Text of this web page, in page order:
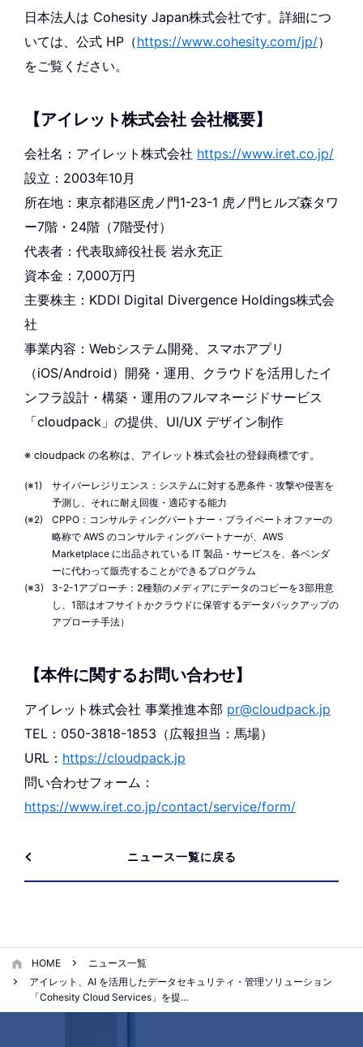
日本法人は Cohesity Japan株式会社です。詳細につ
いては、公式 HP（https://www.cohesity.com/jp/）
をご覧ください。
【アイレット株式会社 会社概要】
会社名：アイレット株式会社 https://www.iret.co.jp/
設立：2003年10月
所在地：東京都港区虎ノ門1-23-1 虎ノ門ヒルズ森タワ
ー7階・24階（7階受付）
代表者：代表取締役社長 岩永充正
資本金：7,000万円
主要株主：KDDI Digital Divergence Holdings株式会
社
事業内容：Webシステム開発、スマホアプリ
（iOS/Android）開発・運用、クラウドを活用したイ
ンフラ設計・構築・運用のフルマネージドサービス
「cloudpack」の提供、UI/UX デザイン制作
※ cloudpack の名称は、アイレット株式会社の登録商標です。
サイバーレジリエンス：システムに対する悪条件・攻撃や侵害を
予測し、それに耐え回復・適応する能力
CPPO：コンサルティングパートナー・プライベートオファーの
略称で AWS のコンサルティングパートナーが、AWS
Marketplace に出品されている IT 製品・サービスを、各ベンダ
ーに代わって販売することができるプログラム
3-2-1アプローチ：2種類のメディアにデータのコピーを3部用意
し、1部はオフサイトかクラウドに保管するデータバックアップの
アプローチ手法）
【本件に関するお問い合わせ】
アイレット株式会社 事業推進本部 pr@cloudpack.jp
TEL：050-3818-1853（広報担当：馬場）
URL： https://cloudpack.jp
問い合わせフォーム：
https://www.iret.co.jp/contact/service/form/
ニュース一覧に戻る
HOME
ニュース一覧
アイレット、AI を活用したデータセキュリティ・管理ソリューション
「Cohesity Cloud Services」を提…